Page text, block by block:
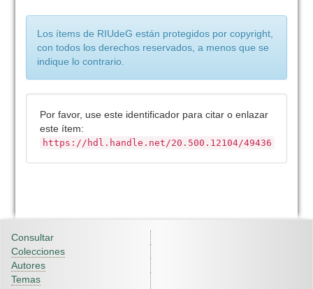
Los ítems de RIUdeG están protegidos por copyright,
con todos los derechos reservados, a menos que se
indique lo contrario.
Por favor, use este identificador para citar o enlazar
este ítem:
https://hdl.handle.net/20.500.12104/49436
Consultar
Colecciones
Autores
Temas